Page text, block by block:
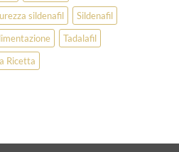
sildenafil
Sildenafil
Tadalafil
Ricetta